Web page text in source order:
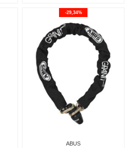
-29,34%
ABUS